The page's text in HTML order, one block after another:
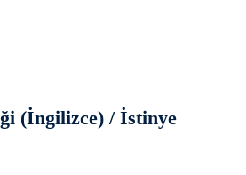
(İngilizce) / İstinye